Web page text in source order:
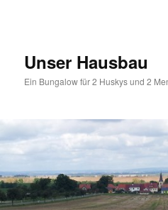
Unser Hausbau
Ein Bungalow für 2 Huskys und 2